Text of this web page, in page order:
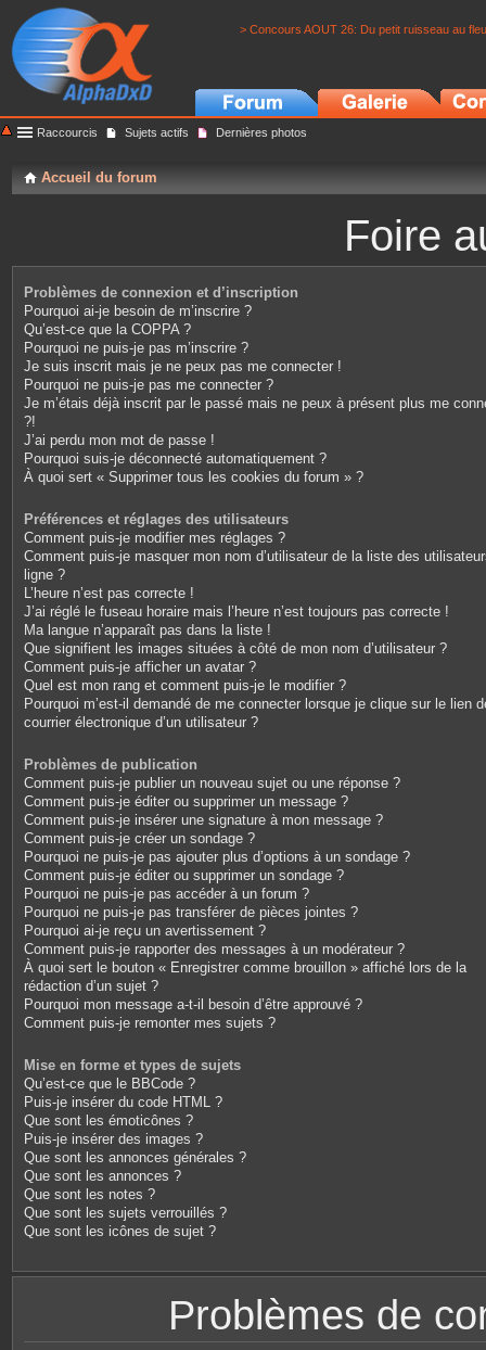
> Concours AOUT 26: Du petit ruisseau au
Raccourcis Sujets actifs Dernières photos
Accueil du forum
Foire
Problèmes de connexion et d’inscription
Pourquoi ai-je besoin de m’inscrire ?
Qu’est-ce que la COPPA ?
Pourquoi ne puis-je pas m’inscrire ?
Je suis inscrit mais je ne peux pas me connecter !
Pourquoi ne puis-je pas me connecter ?
Je m’étais déjà inscrit par le passé mais ne peux à présent plus me
?!
J’ai perdu mon mot de passe !
Pourquoi suis-je déconnecté automatiquement ?
À quoi sert « Supprimer tous les cookies du forum » ?
Préférences et réglages des utilisateurs
Comment puis-je modifier mes réglages ?
Comment puis-je masquer mon nom d’utilisateur de la liste des
ligne ?
L’heure n’est pas correcte !
J’ai réglé le fuseau horaire mais l’heure n’est toujours pas correcte !
Ma langue n’apparaît pas dans la liste !
Que signifient les images situées à côté de mon nom d’utilisateur ?
Comment puis-je afficher un avatar ?
Quel est mon rang et comment puis-je le modifier ?
Pourquoi m’est-il demandé de me connecter lorsque je clique sur le lien
courrier électronique d’un utilisateur ?
Problèmes de publication
Comment puis-je publier un nouveau sujet ou une réponse ?
Comment puis-je éditer ou supprimer un message ?
Comment puis-je insérer une signature à mon message ?
Comment puis-je créer un sondage ?
Pourquoi ne puis-je pas ajouter plus d’options à un sondage ?
Comment puis-je éditer ou supprimer un sondage ?
Pourquoi ne puis-je pas accéder à un forum ?
Pourquoi ne puis-je pas transférer de pièces jointes ?
Pourquoi ai-je reçu un avertissement ?
Comment puis-je rapporter des messages à un modérateur ?
À quoi sert le bouton « Enregistrer comme brouillon » affiché lors de la
rédaction d’un sujet ?
Pourquoi mon message a-t-il besoin d’être approuvé ?
Comment puis-je remonter mes sujets ?
Mise en forme et types de sujets
Qu’est-ce que le BBCode ?
Puis-je insérer du code HTML ?
Que sont les émoticônes ?
Puis-je insérer des images ?
Que sont les annonces générales ?
Que sont les annonces ?
Que sont les notes ?
Que sont les sujets verrouillés ?
Que sont les icônes de sujet ?
Problèmes de